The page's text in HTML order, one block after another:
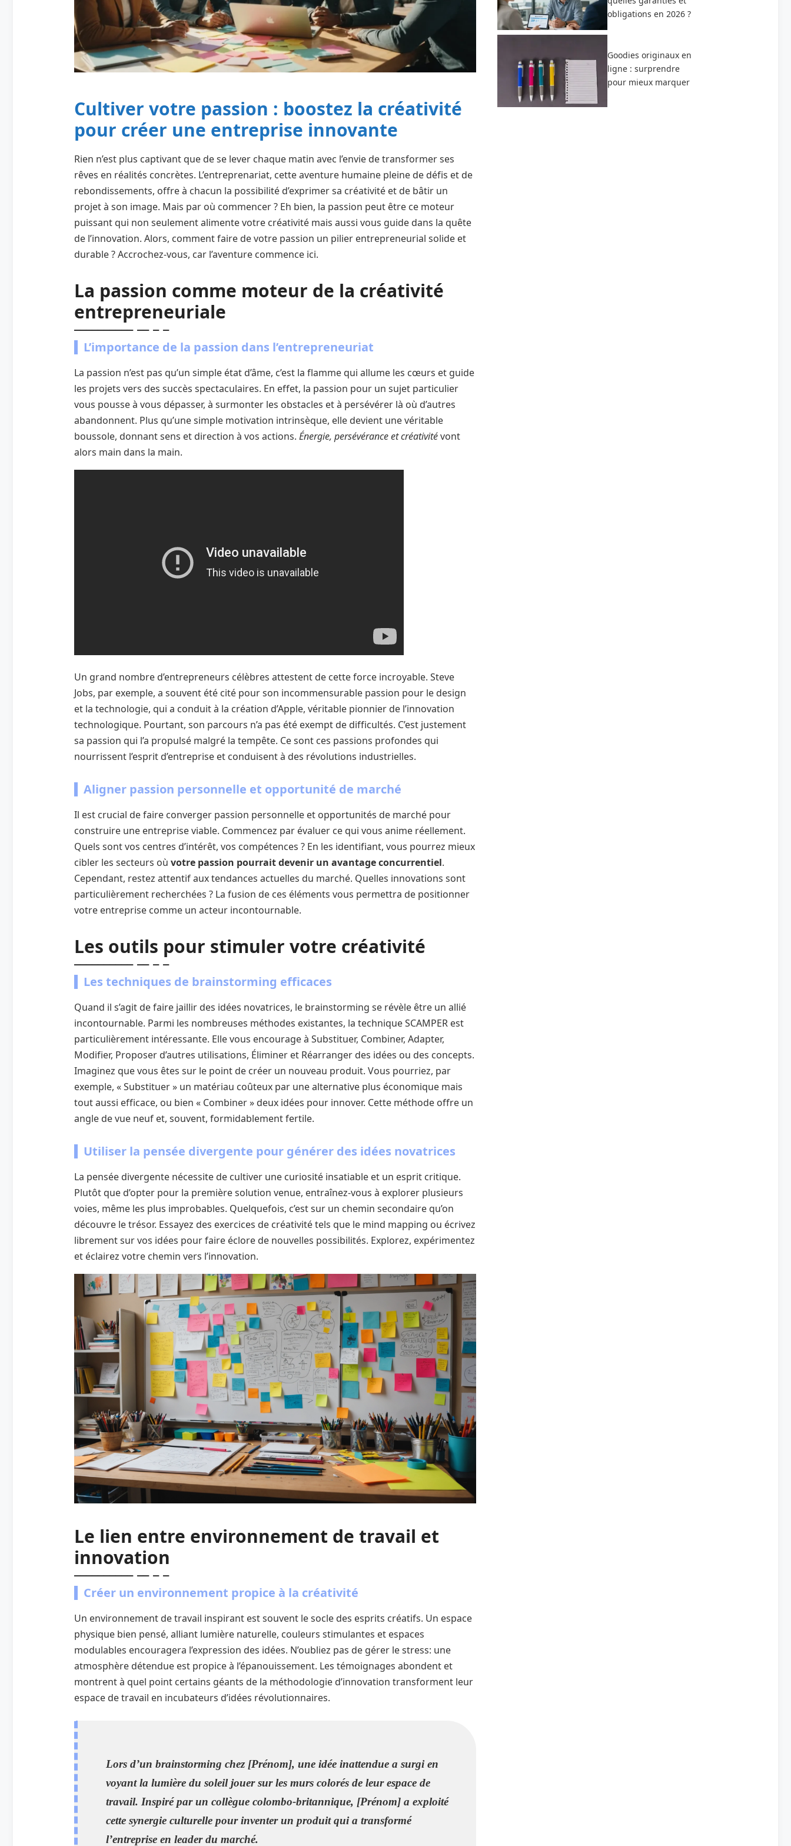
Cultiver votre passion : boostez la créativité
pour créer une entreprise innovante
Rien n’est plus captivant que de se lever chaque matin avec l’envie de transformer ses
rêves en réalités concrètes. L’entreprenariat, cette aventure humaine pleine de défis et de
rebondissements, offre à chacun la possibilité d’exprimer sa créativité et de bâtir un
projet à son image. Mais par où commencer ? Eh bien, la passion peut être ce moteur
puissant qui non seulement alimente votre créativité mais aussi vous guide dans la quête
de l’innovation. Alors, comment faire de votre passion un pilier entrepreneurial solide et
durable ? Accrochez-vous, car l’aventure commence ici.
La passion comme moteur de la créativité
entrepreneuriale
L’importance de la passion dans l’entrepreneuriat
La passion n’est pas qu’un simple état d’âme, c’est la flamme qui allume les cœurs et guide
les projets vers des succès spectaculaires. En effet, la passion pour un sujet particulier
vous pousse à vous dépasser, à surmonter les obstacles et à persévérer là où d’autres
abandonnent. Plus qu’une simple motivation intrinsèque, elle devient une véritable
boussole, donnant sens et direction à vos actions. Énergie, persévérance et créativitévont
alors main dans la main.
Un grand nombre d’entrepreneurs célèbres attestent de cette force incroyable. Steve
Jobs, par exemple, a souvent été cité pour son incommensurable passion pour le design
et la technologie, qui a conduit à la création d’Apple, véritable pionnier de l’innovation
technologique. Pourtant, son parcours n’a pas été exempt de difficultés. C’est justement
sa passion qui l’a propulsé malgré la tempête. Ce sont ces passions profondes qui
nourrissent l’esprit d’entreprise et conduisent à des révolutions industrielles.
Aligner passion personnelle et opportunité de marché
Il est crucial de faire converger passion personnelle et opportunités de marché pour
construire une entreprise viable. Commencez par évaluer ce qui vous anime réellement.
Quels sont vos centres d’intérêt, vos compétences ? En les identifiant, vous pourrez mieux
cibler les secteurs où votre passion pourrait devenir un avantage concurrentiel.
Cependant, restez attentif aux tendances actuelles du marché. Quelles innovations sont
particulièrement recherchées ? La fusion de ces éléments vous permettra de positionner
votre entreprise comme un acteur incontournable.
Les outils pour stimuler votre créativité
Les techniques de brainstorming efficaces
Quand il s’agit de faire jaillir des idées novatrices, le brainstorming se révèle être un allié
incontournable. Parmi les nombreuses méthodes existantes, la technique SCAMPER est
particulièrement intéressante. Elle vous encourage à Substituer, Combiner, Adapter,
Modifier, Proposer d’autres utilisations, Éliminer et Réarranger des idées ou des concepts.
Imaginez que vous êtes sur le point de créer un nouveau produit. Vous pourriez, par
exemple, « Substituer » un matériau coûteux par une alternative plus économique mais
tout aussi efficace, ou bien « Combiner » deux idées pour innover. Cette méthode offre un
angle de vue neuf et, souvent, formidablement fertile.
Utiliser la pensée divergente pour générer des idées novatrices
La pensée divergente nécessite de cultiver une curiosité insatiable et un esprit critique.
Plutôt que d’opter pour la première solution venue, entraînez-vous à explorer plusieurs
voies, même les plus improbables. Quelquefois, c’est sur un chemin secondaire qu’on
découvre le trésor. Essayez des exercices de créativité tels que le mind mapping ou écrivez
librement sur vos idées pour faire éclore de nouvelles possibilités. Explorez, expérimentez
et éclairez votre chemin vers l’innovation.
Le lien entre environnement de travail et
innovation
Créer un environnement propice à la créativité
Un environnement de travail inspirant est souvent le socle des esprits créatifs. Un espace
physique bien pensé, alliant lumière naturelle, couleurs stimulantes et espaces
modulables encouragera l’expression des idées. N’oubliez pas de gérer le stress: une
atmosphère détendue est propice à l’épanouissement. Les témoignages abondent et
montrent à quel point certains géants de la méthodologie d’innovation transforment leur
espace de travail en incubateurs d’idées révolutionnaires.
Lors d’un brainstorming chez [Prénom], une idée inattendue a surgi en
voyant la lumière du soleil jouer sur les murs colorés de leur espace de
travail. Inspiré par un collègue colombo-britannique, [Prénom] a exploité
cette synergie culturelle pour inventer un produit qui a transformé
l’entreprise en leader du marché.
obligations en 2026 ?
Goodies originaux en
ligne : surprendre
pour mieux marquer